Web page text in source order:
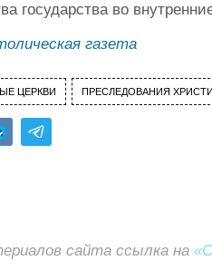
государства во
газета
ЦЕРКВИ ПРЕСЛЕДОВАНИЯ
сайта ссылка на